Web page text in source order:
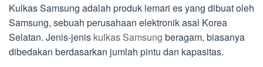
Kulkas Samsung adalah produk lemari es yang dibuat oleh
Samsung, sebuah perusahaan elektronik asal Korea
Selatan. Jenis-jenis kulkas Samsung beragam, biasanya
dibedakan berdasarkan jumlah pintu dan kapasitas.